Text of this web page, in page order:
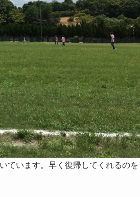
ています。早く復帰してくれるのを